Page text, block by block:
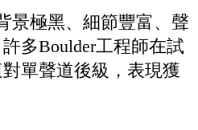
景極黑、細節豐富、聲
多Boulder工程師在試
單聲道後級，表現獲